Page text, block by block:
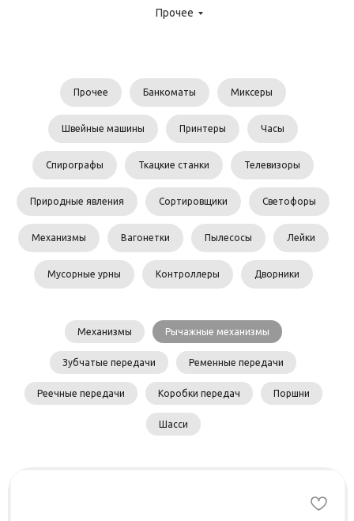
Прочее
Прочее Банкоматы Миксеры
Швейные машины Принтеры Часы
Спирографы Ткацкие станки Телевизоры
Природные явления Сортировщики Светофоры
Механизмы Вагонетки Пылесосы Лейки
Мусорные урны Контроллеры Дворники
Механизмы Рычажные механизмы
Зубчатые передачи Ременные передачи
Реечные передачи Коробки передач Поршни
Шасси